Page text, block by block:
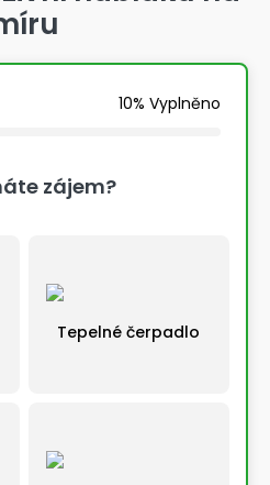
10% Vyplněno
zájem?
Tepelné čerpadlo